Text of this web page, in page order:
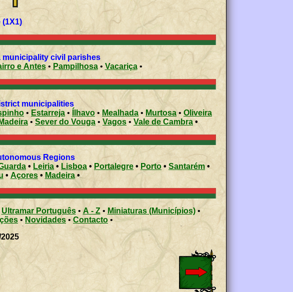
municipality civil parishes
e Antes• Pampilhosa• Vacariça•
municipalities
• Estarreja • Ílhavo • Mealhada • Murtosa • Oliveira
• Sever do Vouga • Vagos • Vale de Cambra •
Autonomous Regions
• Leiria • Lisboa •Portalegre • Porto • Santarém •
• Açores • Madeira •
Ultramar Português• A - Z• Miniaturas (Municípios)•
• Novidades • Contacto •